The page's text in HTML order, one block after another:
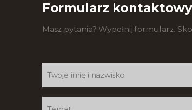
Formularz kontaktowy
Masz pytania? Wypełnij formularz.
kontaktowy